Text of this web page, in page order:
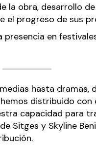
obra, desarrollo
el progreso de sus
en
hasta
distribuido
capacidad para
Sitges y Skyline